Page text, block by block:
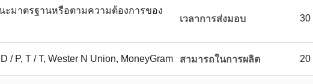
ะมาตรฐานหรือตามความต้องการของ
เวลาการส่งมอบ 30
D / P, T / T, Wester N Union, MoneyGram สามารถในการผลิต